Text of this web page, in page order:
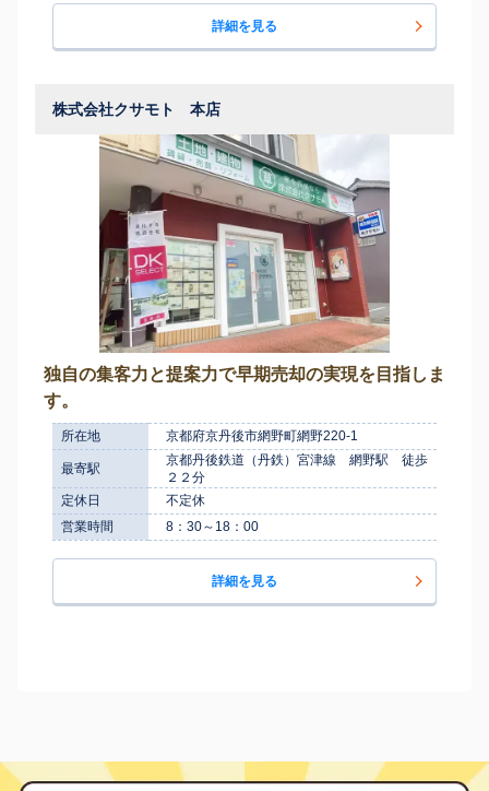
詳細を見る
株式会社クサモト 本店
独自の集客力と提案力で早期売却の実現を目指しま
す。
所在地 京都府京丹後市網野町網野220-1
最寄駅
京都丹後鉄道（丹鉄）宮津線 網野駅 徒歩
２２分
定休日
不定休
営業時間
8：30～18：00
詳細を見る